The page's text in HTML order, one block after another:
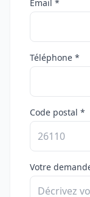
Email *
Téléphone *
Code postal *
Votre